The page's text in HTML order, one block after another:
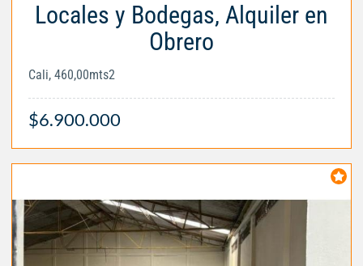
Locales y Bodegas, Alquiler en
Obrero
Cali, 460,00mts2
$6.900.000